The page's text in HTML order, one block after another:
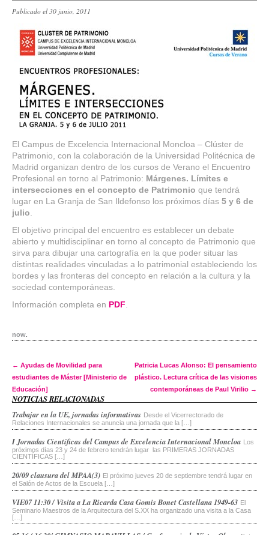
Publicado el 30 junio, 2011
El Campus de Excelencia Internacional Moncloa – Clúster de
Patrimonio, con la colaboración de la Universidad Politécnica de
Madrid organizan dentro de los cursos de Verano el Encuentro
Profesional en torno al Patrimonio: Márgenes. Límites e
intersecciones en el concepto de Patrimonio que tendrá
lugar en La Granja de San Ildefonso los próximos días 5 y 6 de
julio
El objetivo principal del encuentro es establecer un debate
abierto y multidisciplinar en torno al concepto de Patrimonio que
sirva para dibujar una cartografía en la que poder situar las
distintas realidades vinculadas a lo patrimonial estableciendo los
bordes y las fronteras del concepto en relación a la cultura y la
sociedad contemporáneas.
Información completa en PDF
now
Post navigation
← Ayudas de Movilidad para
estudiantes de Máster [Ministerio de
Educación]
Patricia Lucas Alonso: El pensamiento
plástico. Lectura crítica de las visiones
contemporáneas de Paul Virilio →
NOTICIAS RELACIONADAS
Trabajar en la UE, jornadas informativas Desde el Vicerrectorado de
Relaciones Internacionales se anuncia una jornada que la […]
I Jornadas Científicas del Campus de Excelencia Internacional Moncloa Los
próximos días 23 y 24 de febrero tendrán lugar las PRIMERAS JORNADAS
CIENTÍFICAS […]
20/09 clausura del MPAA(3) El próximo jueves 20 de septiembre tendrá lugar en
el Salón de Actos de la Escuela […]
VIE07 11:30 / Visita a La Ricarda Casa Gomis Bonet Castellana 1949-63 El
Seminario Maestros de la Arquitectura del S.XX ha organizado una visita a la Casa
[…]